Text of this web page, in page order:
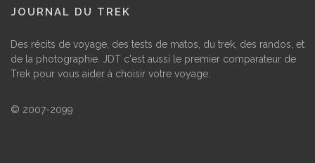
JOURNAL DU TREK
Des récits de voyage, des tests de matos, du trek, des randos, et
de la photographie. JDT c'est aussi le premier comparateur de
Trek pour vous aider à choisir votre voyage.
© 2007-2099